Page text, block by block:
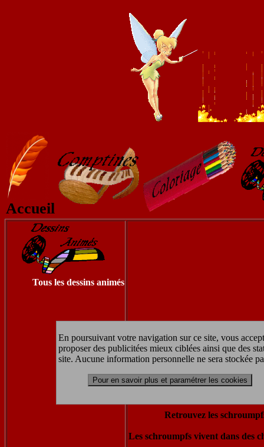
En poursuivant votre navigation sur ce site, vous
proposer des publicitées mieux ciblées ainsi que des
site. Aucune information personnelle ne sera stockée
Pour en savoir plus et paramétrer les cookies
Accueil
Tous les dessins animés
Retrouvez les
Les schroumpfs vivent dans des